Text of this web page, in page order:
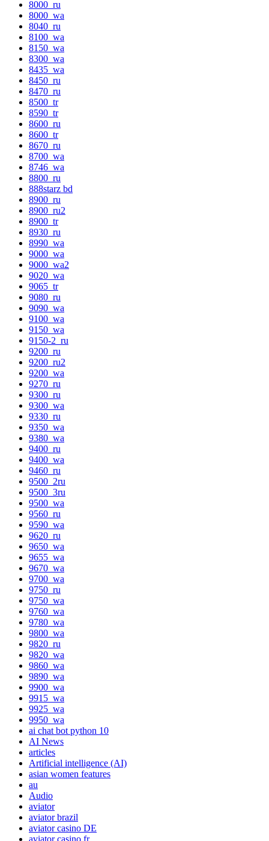
8000_ru
8000_wa
8040_ru
8100_wa
8150_wa
8300_wa
8435_wa
8450_ru
8470_ru
8500_tr
8590_tr
8600_ru
8600_tr
8670_ru
8700_wa
8746_wa
8800_ru
888starz bd
8900_ru
8900_ru2
8900_tr
8930_ru
8990_wa
9000_wa
9000_wa2
9020_wa
9065_tr
9080_ru
9090_wa
9100_wa
9150_wa
9150-2_ru
9200_ru
9200_ru2
9200_wa
9270_ru
9300_ru
9300_wa
9330_ru
9350_wa
9380_wa
9400_ru
9400_wa
9460_ru
9500_2ru
9500_3ru
9500_wa
9560_ru
9590_wa
9620_ru
9650_wa
9655_wa
9670_wa
9700_wa
9750_ru
9750_wa
9760_wa
9780_wa
9800_wa
9820_ru
9820_wa
9860_wa
9890_wa
9900_wa
9915_wa
9925_wa
9950_wa
ai chat bot python 10
AI News
articles
Artificial intelligence (AI)
asian women features
au
Audio
aviator
aviator brazil
aviator casino DE
aviator casino fr